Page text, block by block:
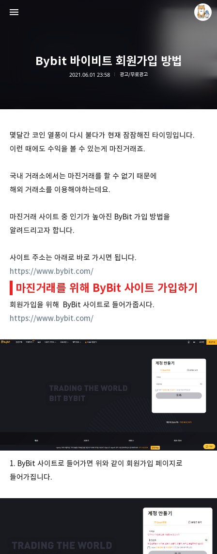
Bybit 바이비트 회원가입 방법
2021.06.01 23:58 광고/무료광고
몇달간 코인 열풍이 다시 불다가 현재 잠잠해진 타이밍입니다.
이런 때에도 수익을 볼 수 있는게 마진거래죠.
국내 거래소에서는 마진거래를 할 수 없기 때문에
해외 거래소를 이용해야하는데요.
마진거래 사이트 중 인기가 높아진 ByBit 가입 방법을
알려드리고자 합니다.
사이트 주소는 아래로 바로 가시면 됩니다.
https://www.bybit.com/
마진거래를 위해 ByBit 사이트 가입하기
회원가입을 위해 ByBit 사이트로 들어가줍시다.
https://www.bybit.com/
1. ByBit 사이트로 들어가면 위와 같이 회원가입 페이지로
들어가집니다.
개새닷컴